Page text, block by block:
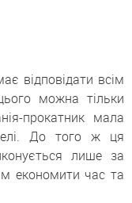
відповідати всім
можна тільки
прокатник мала
До того ж ця
лише за
економити час та